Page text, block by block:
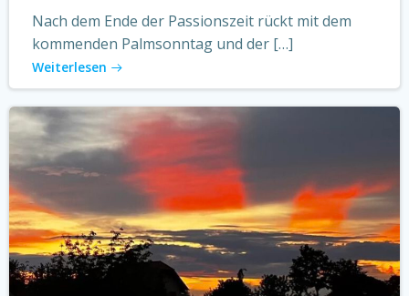
Nach dem Ende der Passionszeit rückt mit dem
kommenden Palmsonntag und der […]
Weiterlesen